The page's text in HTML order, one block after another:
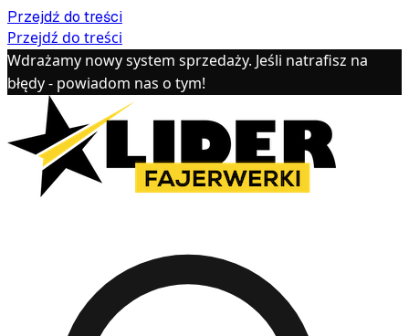
Przejdź do treści
Przejdź do treści
Wdrażamy nowy system sprzedaży. Jeśli natrafisz na
błędy - powiadom nas o tym!